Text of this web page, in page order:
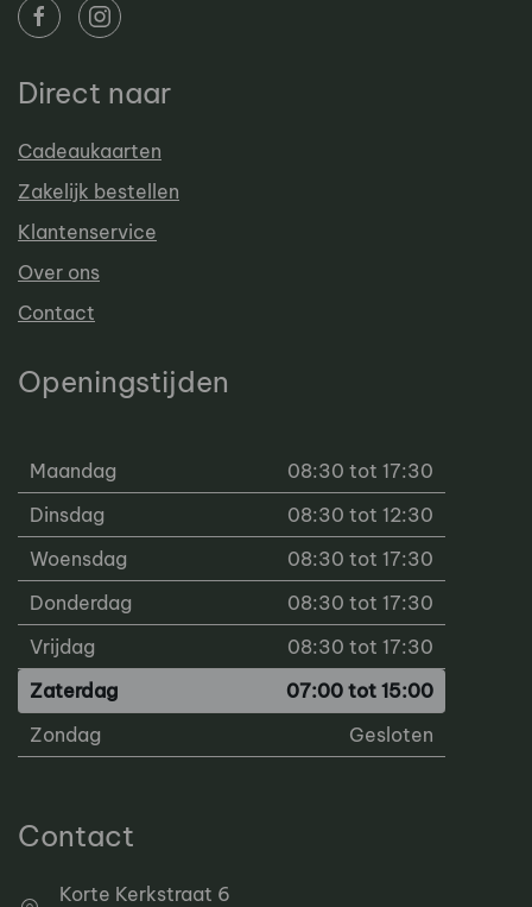
Direct naar
Cadeaukaarten
Zakelijk bestellen
Klantenservice
Over ons
Contact
Openingstijden
Maandag
08:30 tot 17:30
Dinsdag
08:30 tot 12:30
Woensdag
08:30 tot 17:30
Donderdag
08:30 tot 17:30
Vrijdag
08:30 tot 17:30
Zaterdag
07:00 tot 15:00
Zondag
Gesloten
Contact
Korte Kerkstraat 6